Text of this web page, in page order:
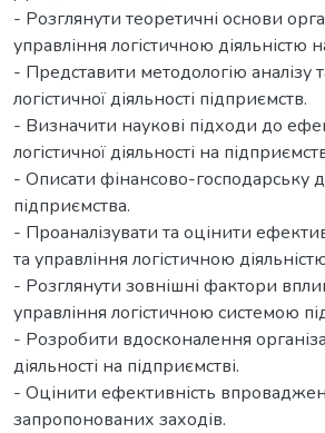
- Розглянути теоретичні основи
управління логістичною діяльністю
- Представити методологію аналізу
логістичної діяльності підприємств.
- Визначити наукові підходи до
логістичної діяльності на
- Описати фінансово-господарську
підприємства.
- Проаналізувати та оцінити
та управління логістичною
- Розглянути зовнішні фактори
управління логістичною системою
- Розробити вдосконалення
діяльності на підприємстві.
- Оцінити ефективність
запропонованих заходів.